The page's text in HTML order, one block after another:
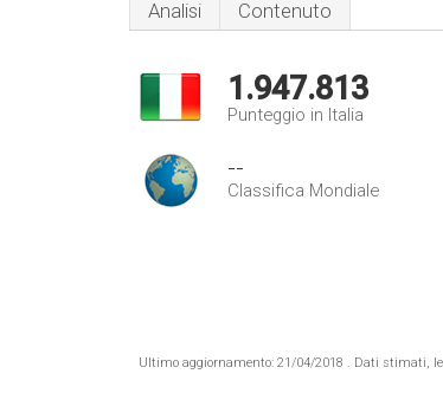
Analisi Contenuto
1.947.813
Punteggio in Italia
--
Classifica Mondiale
Ultimo aggiornamento: 21/04/2018 . Dati stimati,